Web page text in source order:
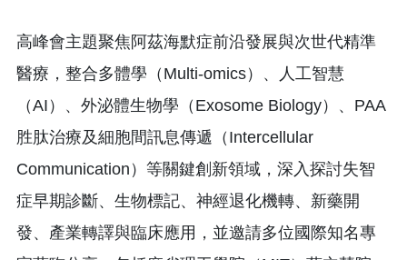
高峰會主題聚焦阿茲海默症前沿發展與次世代精準
醫療，整合多體學（Multi-omics）、人工智慧
（AI）、外泌體生物學（Exosome Biology）、PAA
胜肽治療及細胞間訊息傳遞（Intercellular
Communication）等關鍵創新領域，深入探討失智
症早期診斷、生物標記、神經退化機轉、新藥開
發、產業轉譯與臨床應用，並邀請多位國際知名專